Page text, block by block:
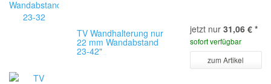
TV Wandhalterung nur
22 mm Wandabstand
23-42"
jetzt nur 31,06 € *
sofort verfügbar
zum Artikel